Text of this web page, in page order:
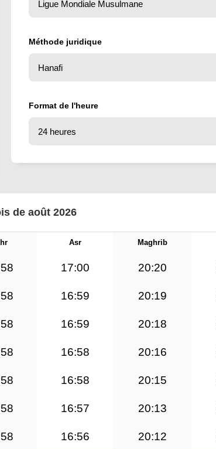
Méthode juridique
Format de l'heure
de août 2026
Asr Maghrib
17:00 20:20
16:59 20:19
16:59 20:18
16:58 20:16
16:58 20:15
16:57 20:13
16:56 20:12